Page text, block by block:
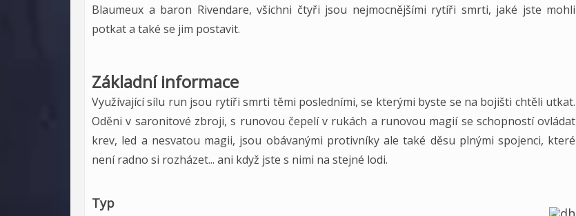
Blaumeux a baron Rivendare, všichni čtyři jsou nejmocnějšími rytíři smrti, jaké jste mohli
potkat a také se jim postavit.
Základní informace
Využívající sílu run jsou rytíři smrti těmi posledními, se kterými byste se na bojišti chtěli utkat.
Oděni v saronitové zbroji, s runovou čepelí v rukách a runovou magií se schopností ovládat
krev, led a nesvatou magii, jsou obávanými protivníky ale také děsu plnými spojenci, které
není radno si rozházet... ani když jste s nimi na stejné lodi.
Typ